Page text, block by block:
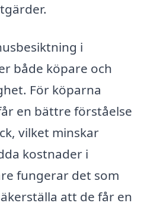
i
både köpare och
För köparna
en bättre förståelse
vilket minskar
kostnader i
fungerar det som
att de får en